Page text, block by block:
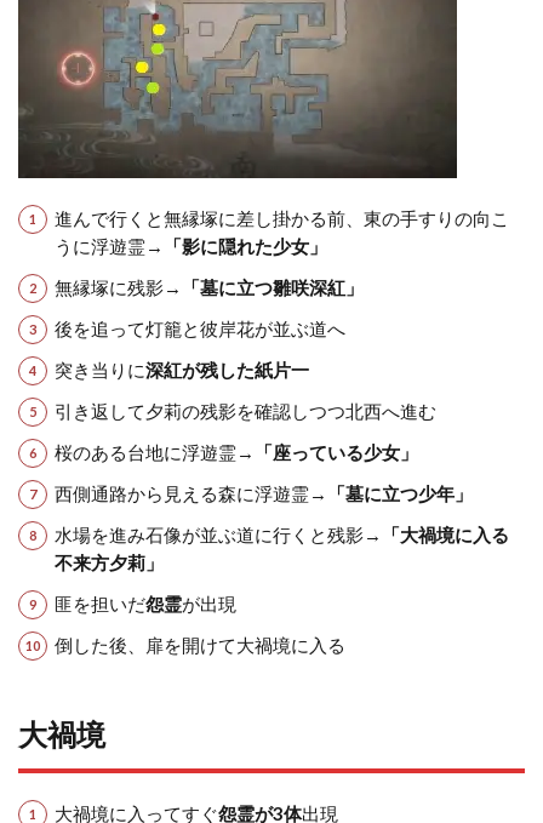
進んで行くと無縁塚に差し掛かる前、東の手すりの向こ
うに浮遊霊→
「影に隠れた少女」
無縁塚に残影→
「墓に立つ雛咲深紅」
後を追って灯籠と彼岸花が並ぶ道へ
突き当りに深紅が残した紙片一
引き返して夕莉の残影を確認しつつ北西へ進む
桜のある台地に浮遊霊→
「座っている少女」
西側通路から見える森に浮遊霊→
「墓に立つ少年」
水場を進み石像が並ぶ道に行くと残影→
「大禍境に入る
不来方夕莉」
匪を担いだ怨霊が出現
倒した後、扉を開けて大禍境に入る
大禍境
大禍境に入ってすぐ怨霊が3体出現